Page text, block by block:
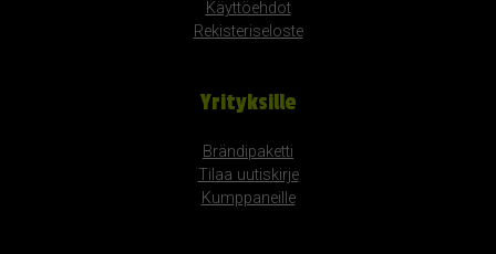
Käyttöehdot
Rekisteriseloste
Yrityksille
Brändipaketti
Tilaa uutiskirje
Kumppaneille